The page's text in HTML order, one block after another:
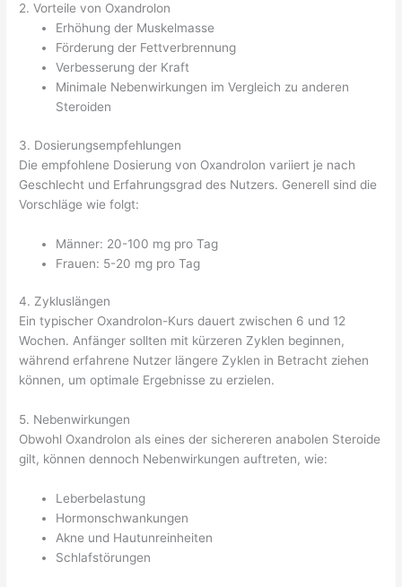
2. Vorteile von Oxandrolon
Erhöhung der Muskelmasse
Förderung der Fettverbrennung
Verbesserung der Kraft
Minimale Nebenwirkungen im Vergleich zu anderen
Steroiden
3. Dosierungsempfehlungen
Die empfohlene Dosierung von Oxandrolon variiert je nach
Geschlecht und Erfahrungsgrad des Nutzers. Generell sind die
Vorschläge wie folgt:
Männer: 20-100 mg pro Tag
Frauen: 5-20 mg pro Tag
4. Zykluslängen
Ein typischer Oxandrolon-Kurs dauert zwischen 6 und 12
Wochen. Anfänger sollten mit kürzeren Zyklen beginnen,
während erfahrene Nutzer längere Zyklen in Betracht ziehen
können, um optimale Ergebnisse zu erzielen.
5. Nebenwirkungen
Obwohl Oxandrolon als eines der sichereren anabolen Steroide
gilt, können dennoch Nebenwirkungen auftreten, wie:
Leberbelastung
Hormonschwankungen
Akne und Hautunreinheiten
Schlafstörungen